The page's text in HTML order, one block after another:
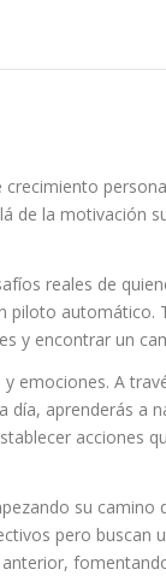
de la motivación
reales de
piloto automático.
y encontrar un
emociones. A
día, aprenderás a
acciones
su camino
pero buscan